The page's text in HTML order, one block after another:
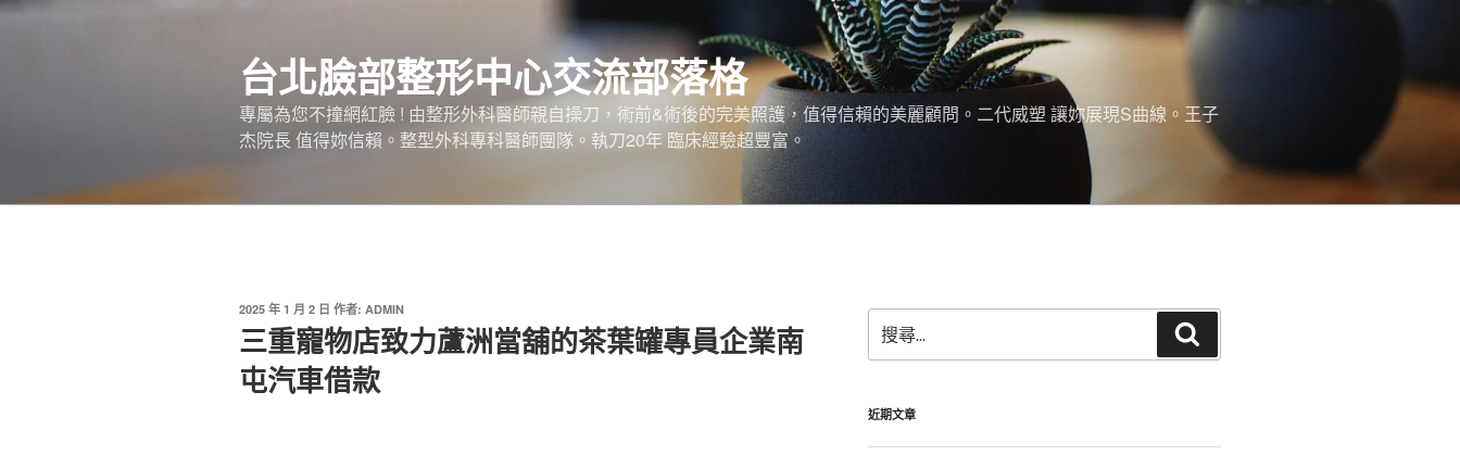
跳
台北臉部整形中心交流部落格
專屬為您不撞網紅臉 ! 由整形外科醫師親自操刀，術前&術後的完美照護，值得信賴的美麗顧問。二代威塑 讓妳展現S曲線。王子
杰院長 值得妳信賴。整型外科專科醫師團隊。執刀20年 臨床經驗超豐富。
發
佈
於
2025 年 1 月 2 日 作者: ADMIN
三重寵物店致力蘆洲當舖的茶葉罐專員企業南
屯汽車借款
尋
關
字:
尋
近期文章